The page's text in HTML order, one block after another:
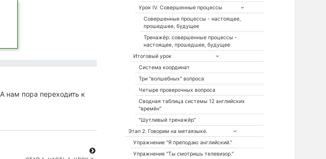
А нам пора переходить к
Урок IV. Совершенные процессы
Совершенные процессы - настоящее,
прошедшее, будущее
Тренажёр: совершенные процессы -
настоящее, прошедшее, будущее
Итоговый урок
Система координат
Три "волшебных" вопроса
Четыре проверочных вопроса
Сводная таблица системы 12 английских
"времён"
"Шутливый тренажёр"
Этап 2. Говорим на метаязыке.
Упражнение "Я преподаю английский."
Упражнение "Ты смотришь телевизор."